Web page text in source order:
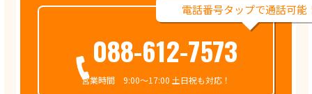
電話番号タップで通話可能
088-612-7573
営業時間 9:00～17:00 土日祝も対応！